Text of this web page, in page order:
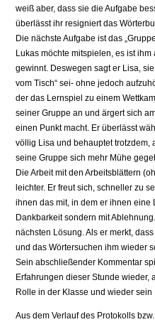
weiß aber, dass sie die Aufgabe
überlässt ihr resigniert das
Die nächste Aufgabe ist das
Lukas möchte mitspielen, es ist
gewinnt. Deswegen sagt er Lisa,
vom Tisch“ sei- ohne jedoch
der das Lernspiel zu einem
seiner Gruppe an und ärgert sich
einen Punkt macht. Er überlässt
völlig Lisa und behauptet trotzdem,
seine Gruppe sich mehr Mühe
Die Arbeit mit den Arbeitsblättern
leichter. Er freut sich, schneller zu
ihnen das mit, in dem er ihnen
Dankbarkeit sondern mit
nächsten Lösung. Als er merkt,
und das Wörtersuchen ihm wieder
Sein abschließender Kommentar
Erfahrungen dieser Stunde wieder,
Rolle in der Klasse und wieder
Aus dem Verlauf des Protokolls